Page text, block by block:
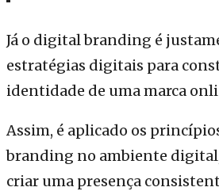
Já o digital branding é
estratégias digitais para
identidade de uma marca
Assim, é aplicado os
branding no ambiente
criar uma presença